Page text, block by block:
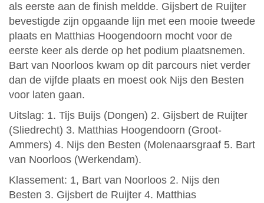
als eerste aan de finish meldde. Gijsbert de Ruijter
bevestigde zijn opgaande lijn met een mooie tweede
plaats en Matthias Hoogendoorn mocht voor de
eerste keer als derde op het podium plaatsnemen.
Bart van Noorloos kwam op dit parcours niet verder
dan de vijfde plaats en moest ook Nijs den Besten
voor laten gaan.
Uitslag: 1. Tijs Buijs (Dongen) 2. Gijsbert de Ruijter
(Sliedrecht) 3. Matthias Hoogendoorn (Groot-
Ammers) 4. Nijs den Besten (Molenaarsgraaf 5. Bart
van Noorloos (Werkendam).
Klassement: 1, Bart van Noorloos 2. Nijs den
Besten 3. Gijsbert de Ruijter 4. Matthias